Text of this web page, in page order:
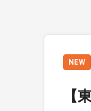
NEW
【